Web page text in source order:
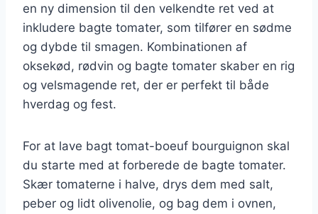
en ny dimension til den velkendte ret ved at
inkludere bagte tomater, som tilfører en sødme
og dybde til smagen. Kombinationen af
oksekød, rødvin og bagte tomater skaber en rig
og velsmagende ret, der er perfekt til både
hverdag og fest.
For at lave bagt tomat-boeuf bourguignon skal
du starte med at forberede de bagte tomater.
Skær tomaterne i halve, drys dem med salt,
peber og lidt olivenolie, og bag dem i ovnen,